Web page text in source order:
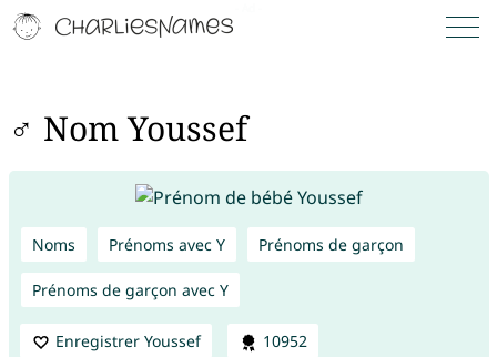
♂ Nom Youssef
Noms Prénoms avec Y Prénoms de garçon
Prénoms de garçon avec Y
Enregistrer Youssef 10952